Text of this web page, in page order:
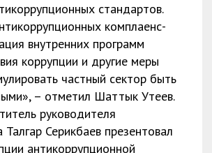
стандартов.
комплаенс-
внутренних программ
коррупции и другие меры
частный сектор быть
– отметил Шаттык Утеев.
руководителя
Серикбаев презентовал
антикоррупционной